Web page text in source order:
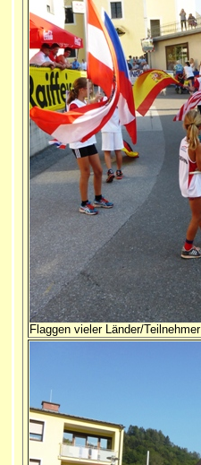
Flaggen vieler Länder/Teilnehmer